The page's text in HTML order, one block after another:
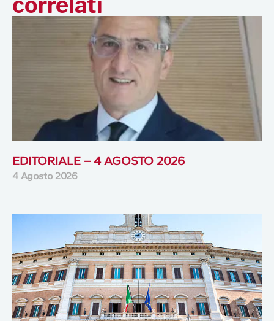
EDITORIALE – 4 AGOSTO 2026
4 Agosto 2026